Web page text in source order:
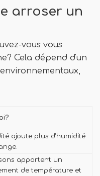
arroser un
vous vous
Cela dépend d'un
ajoute plus d'humidité
apportent un
de température et